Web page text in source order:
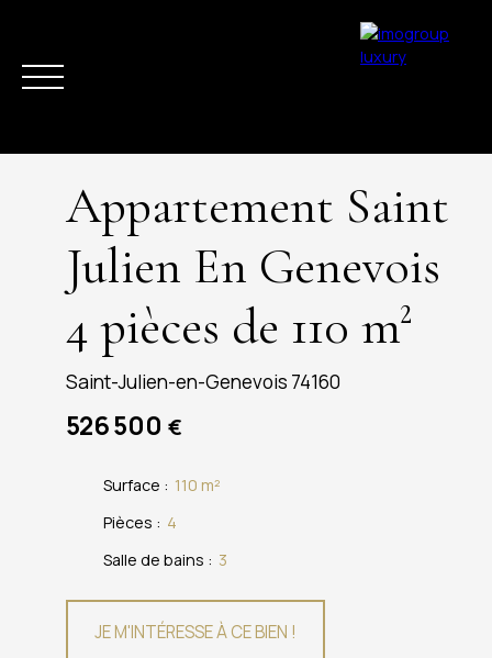
VENDRE ESTIMER LA RÉGION
Appartement Saint
Julien En Genevois
4 pièces de 110 m²
Saint-Julien-en-Genevois 74160
526 500 €
Surface : 110 m²
Pièces : 4
Salle de bains : 3
JE M'INTÉRESSE À CE BIEN !